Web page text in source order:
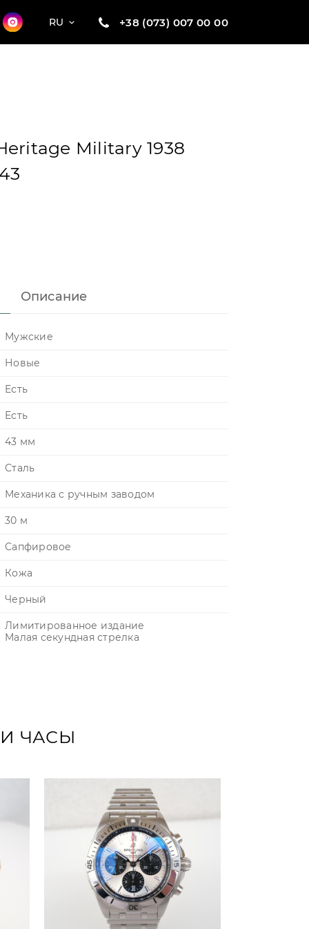
RU +38 (073) 007 00 00
Military 1938
Описание
Мужские
Новые
Есть
Есть
43 мм
Сталь
Механика с ручным заводом
30 м
Сапфировое
Кожа
Черный
Лимитированное издание
Малая секундная стрелка
ЧАСЫ